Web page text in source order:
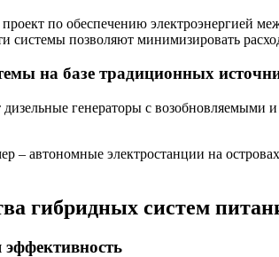
по обеспечению электроэнергией
системы позволяют минимизировать
на базе традиционных
генераторы с возобновляемыми
– автономные электростанции на
гибридных систем